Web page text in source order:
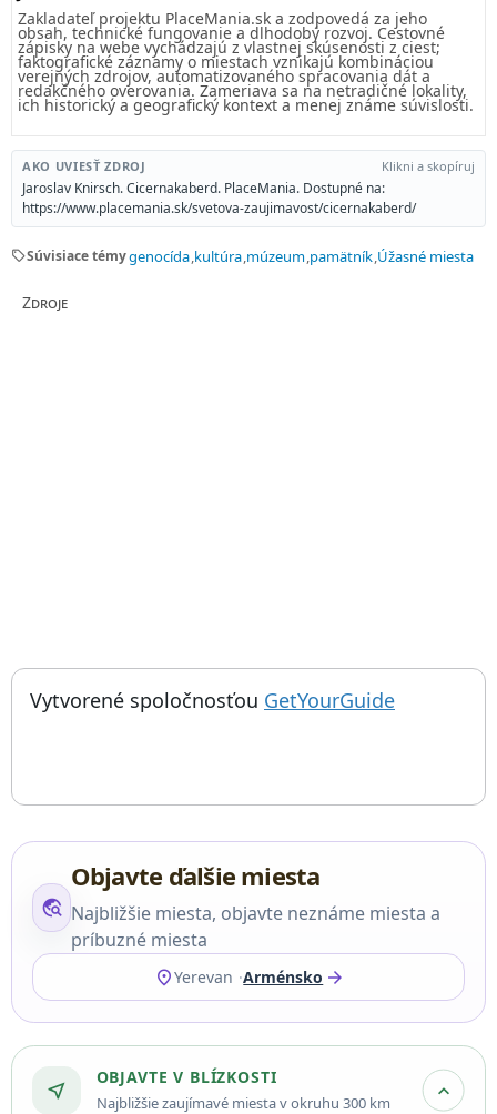
Zakladateľ projektu PlaceMania.sk a zodpovedá za jeho
obsah, technické fungovanie a dlhodobý rozvoj. Cestovné
zápisky na webe vychádzajú z vlastnej skúsenosti z ciest;
faktografické záznamy o miestach vznikajú kombináciou
verejných zdrojov, automatizovaného spracovania dát a
redakčného overovania. Zameriava sa na netradičné lokality,
ich historický a geografický kontext a menej známe súvislosti.
AKO UVIESŤ ZDROJ Klikni a skopíruj
Jaroslav Knirsch. Cicernakaberd. PlaceMania. Dostupné na:
https://www.placemania.sk/svetova-zaujimavost/cicernakaberd/
sellSúvisiace témygenocída kultúra múzeum pamätník Úžasné miesta
Zdroje
Things to do near Cicernakaberd, Հայոց ցեղասպանության
Vytvorené spoločnosťou GetYourGuide; otvorí sa
travel_explore
Objavte ďalšie miesta
Najbližšie miesta, objavte neznáme miesta a
príbuzné miesta
location_onYerevan Arménsko arrow_forward
near_me
OBJAVTE V BLÍZKOSTI
Najbližšie zaujímavé miesta v okruhu 300 km expand_more